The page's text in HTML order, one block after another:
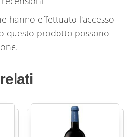
hanno effettuato l'accesso
questo prodotto possono